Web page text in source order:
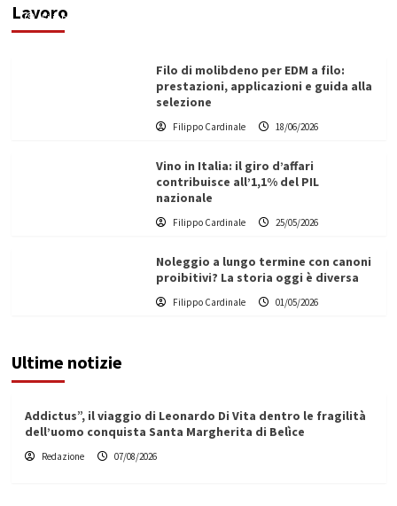
LavoroFilippo Cardinale
Filo di molibdeno per EDM a filo:
prestazioni, applicazioni e guida alla
selezione
Filippo Cardinale 18/06/2026
Vino in Italia: il giro d’affari
contribuisce all’1,1% del PIL
nazionale
Filippo Cardinale 25/05/2026
Noleggio a lungo termine con canoni
proibitivi? La storia oggi è diversa
Filippo Cardinale 01/05/2026
Ultime notizie
Addictus”, il viaggio di Leonardo Di Vita dentro le fragilità
dell’uomo conquista Santa Margherita di Belìce
Redazione 07/08/2026